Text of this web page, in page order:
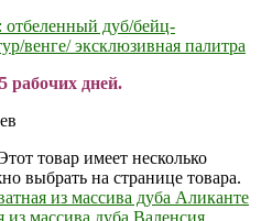
отбеленный дуб/бейц-
венге/ эксклюзивная палитра
рабочих дней.
товар имеет несколько
выбрать на странице товара.